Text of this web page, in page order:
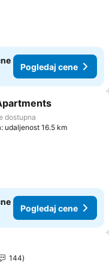
Pogledaj cene
favorite
dostupna
udaljenost 16.5 km
Pogledaj cene
favorite
144